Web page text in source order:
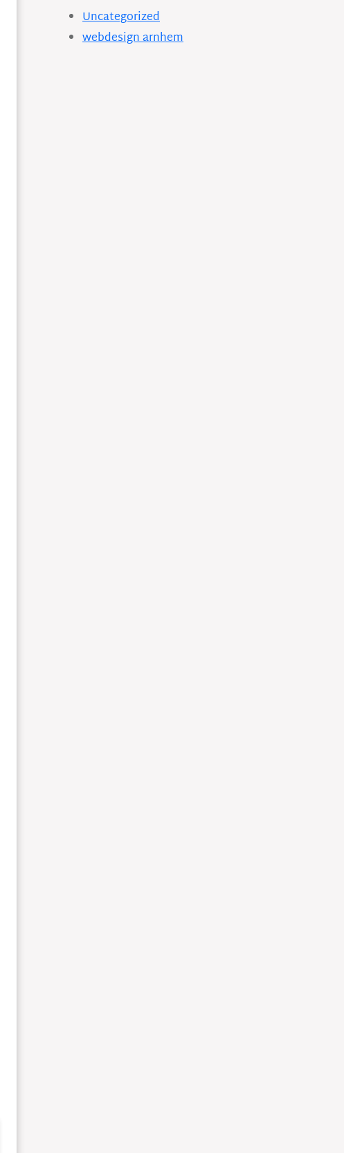
Uncategorized
webdesign arnhem